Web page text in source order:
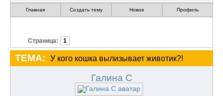
Главная Создать тему Новое Профиль
Страница: 1
ТЕМА: У кого кошка вылизывает животик?!
Галина C